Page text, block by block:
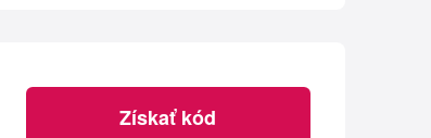
Získať kód